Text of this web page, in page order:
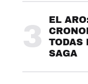
3
EL
TODAS
SAGA